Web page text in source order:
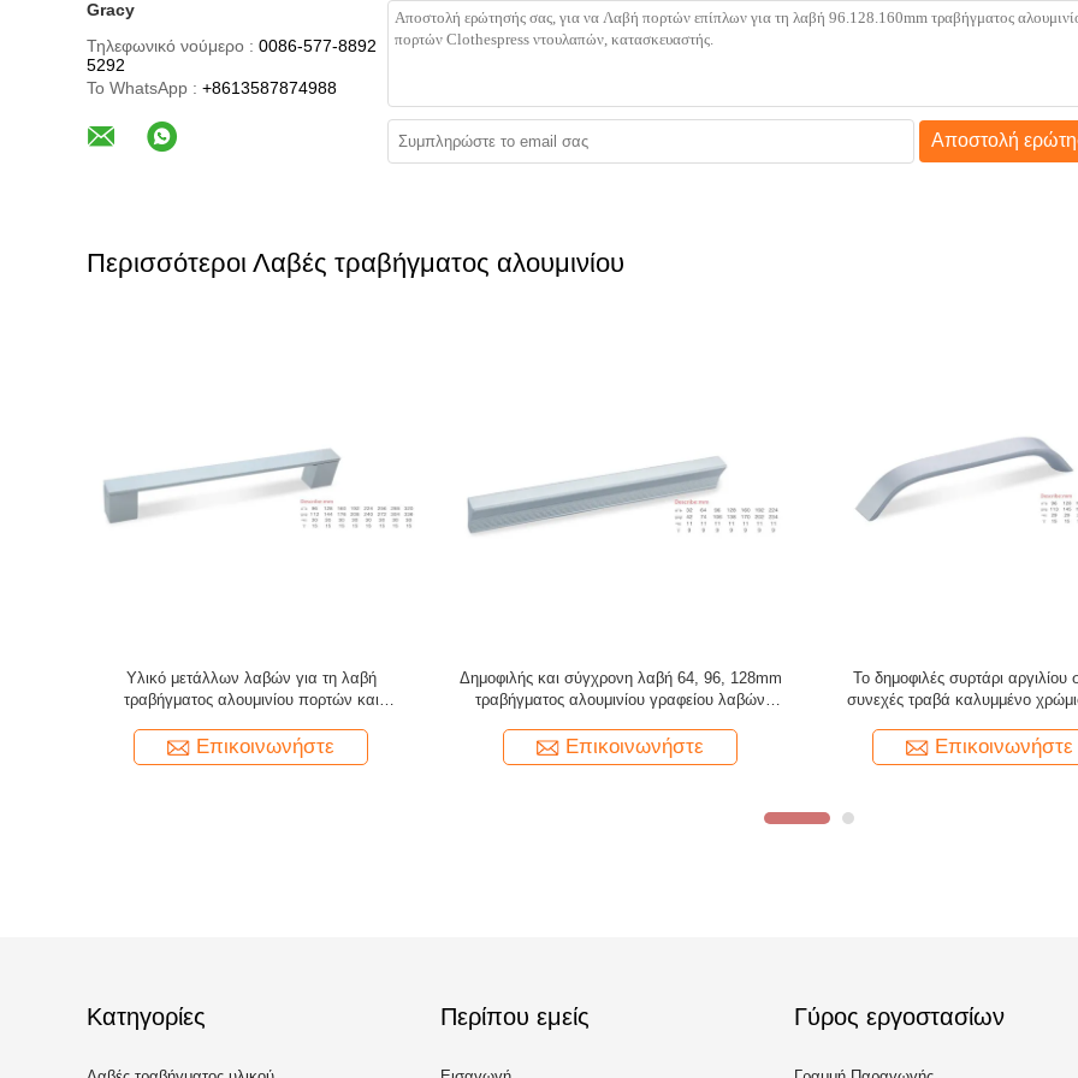
Gracy
Τηλεφωνικό νούμερο : 0086-577-8892
5292
Το WhatsApp : +8613587874988
Αποστολή
Περισσότεροι Λαβές τραβήγματος αλουμινίου
Προσαρμοσμένο μήκος αλουμινίου κρυμμένα
χειριστήρια για ντουλάπα ντουλάπα με
Επικοινωνήστε
Αλουμινίου κράμα συρτάρι ντουλάπα τρύπα
ενσωματωμένο κρυμμένο έπιπλα ντουλάπα
Επικοινωνήστε
GRH Κεντρική πόρτα τραβήξτε χρυσό
μεταλλική βάση Custom Size χρώμα πολυτελή
Επικοινωνήστε
Κατηγορίες Περίπου εμείς Γύρος εργοστασίων